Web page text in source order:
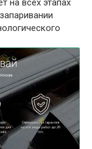
на всех этапах